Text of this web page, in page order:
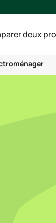
deux